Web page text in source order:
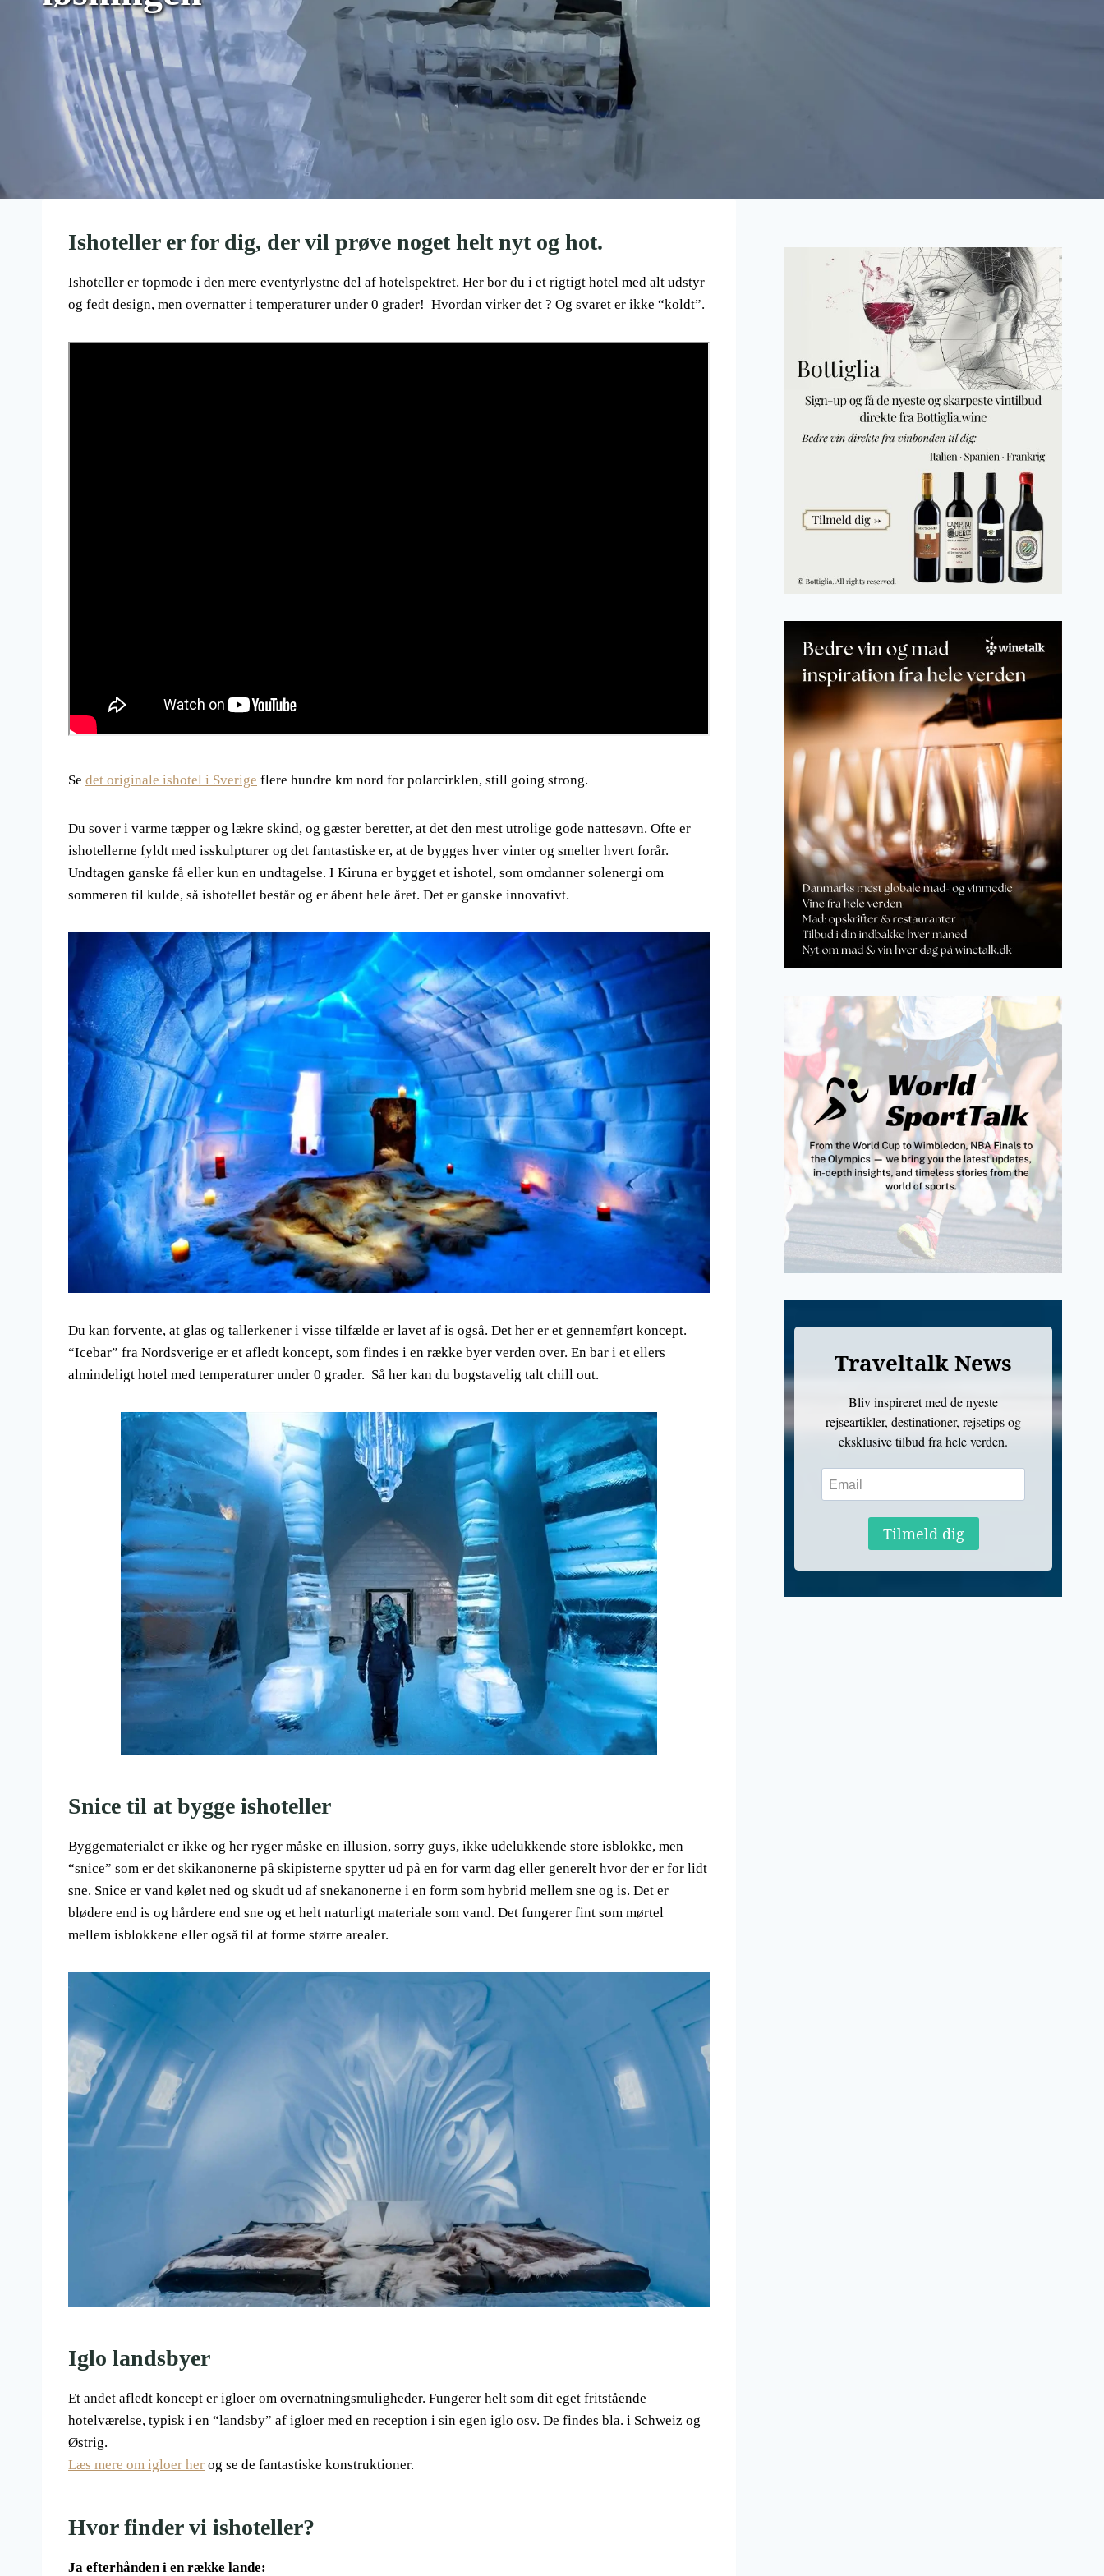
Ishoteller er for dig, der vil prøve noget helt nyt og hot.
Ishoteller er topmode i den mere eventyrlystne del af hotelspektret. Her bor du i et rigtigt hotel med alt udstyr
og fedt design, men overnatter i temperaturer under 0 grader! Hvordan virker det ? Og svaret er ikke “koldt”.
Se det originale ishotel i Sverige flere hundre km nord for polarcirklen, still going strong.
Du sover i varme tæpper og lækre skind, og gæster beretter, at det den mest utrolige gode nattesøvn. Ofte er
ishotellerne fyldt med isskulpturer og det fantastiske er, at de bygges hver vinter og smelter hvert forår.
Undtagen ganske få eller kun en undtagelse. I Kiruna er bygget et ishotel, som omdanner solenergi om
sommeren til kulde, så ishotellet består og er åbent hele året. Det er ganske innovativt.
Du kan forvente, at glas og tallerkener i visse tilfælde er lavet af is også. Det her er et gennemført koncept.
“Icebar” fra Nordsverige er et afledt koncept, som findes i en række byer verden over. En bar i et ellers
almindeligt hotel med temperaturer under 0 grader. Så her kan du bogstavelig talt chill out.
Snice til at bygge ishoteller
Byggematerialet er ikke og her ryger måske en illusion, sorry guys, ikke udelukkende store isblokke, men
“snice” som er det skikanonerne på skipisterne spytter ud på en for varm dag eller generelt hvor der er for lidt
sne. Snice er vand kølet ned og skudt ud af snekanonerne i en form som hybrid mellem sne og is. Det er
blødere end is og hårdere end sne og et helt naturligt materiale som vand. Det fungerer fint som mørtel
mellem isblokkene eller også til at forme større arealer.
Iglo landsbyer
Et andet afledt koncept er igloer om overnatningsmuligheder. Fungerer helt som dit eget fritstående
hotelværelse, typisk i en “landsby” af igloer med en reception i sin egen iglo osv. De findes bla. i Schweiz og
Østrig.
Læs mere om igloer her og se de fantastiske konstruktioner.
Hvor finder vi ishoteller?
Ja efterhånden i en række lande:
Traveltalk News
Bliv inspireret med de nyeste
rejseartikler, destinationer, rejsetips og
eksklusive tilbud fra hele verden.
Tilmeld dig